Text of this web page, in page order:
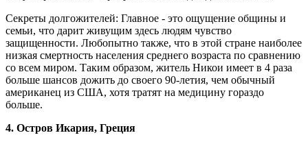
Секреты долгожителей: Главное - это ощущение общины и
семьи, что дарит живущим здесь людям чувство
защищенности. Любопытно также, что в этой стране наиболее
низкая смертность населения среднего возраста по сравнению
со всем миром. Таким образом, житель Никои имеет в 4 раза
больше шансов дожить до своего 90-летия, чем обычный
американец из США, хотя тратят на медицину гораздо
больше.
4. Остров Икария, Греция